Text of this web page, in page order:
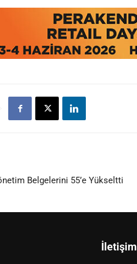
Belgelerini 55’e Yükseltti
İletişim